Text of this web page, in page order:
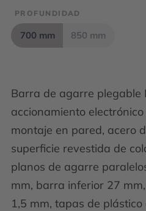
Barra de agarre plegable
accionamiento
montaje en pared, acero
superficie revestida de
planos de agarre
mm, barra inferior 27
1,5 mm, tapas de
PROFUNDIDAD
700 mm 850 mm